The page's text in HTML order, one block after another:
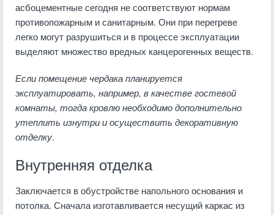
асбоцементные сегодня не соответствуют нормам
противопожарным и санитарным. Они при перегреве
легко могут разрушиться и в процессе эксплуатации
выделяют множество вредных канцерогенных веществ.
Если помещение чердака планируется
эксплуатировать, например, в качестве гостевой
комнаты, тогда кровлю необходимо дополнительно
утеплить изнутри и осуществить декоративную
отделку.
Внутренняя отделка
Заключается в обустройстве напольного основания и
потолка. Сначала изготавливается несущий каркас из